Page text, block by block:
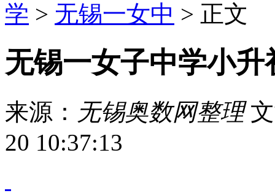
学 > 无锡一女中 > 正文
无锡一女子中学小
来源： 无锡奥数网整理文
20 10:37:13